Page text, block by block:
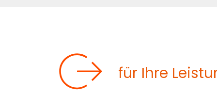
für Ihre